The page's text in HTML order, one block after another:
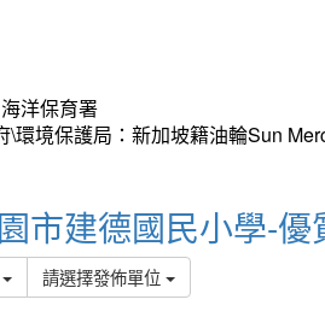
洋保育署
\環境保護局：新加坡籍油輪Sun
市建德國民小學-優
請選擇發佈單位